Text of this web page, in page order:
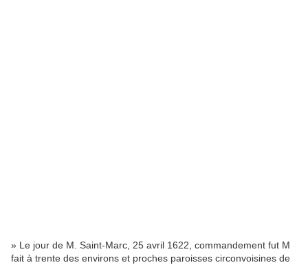
» Le jour de M. Saint-Marc, 25 avril 1622, commandement fut M
fait à trente des environs et proches paroisses circonvoisines de